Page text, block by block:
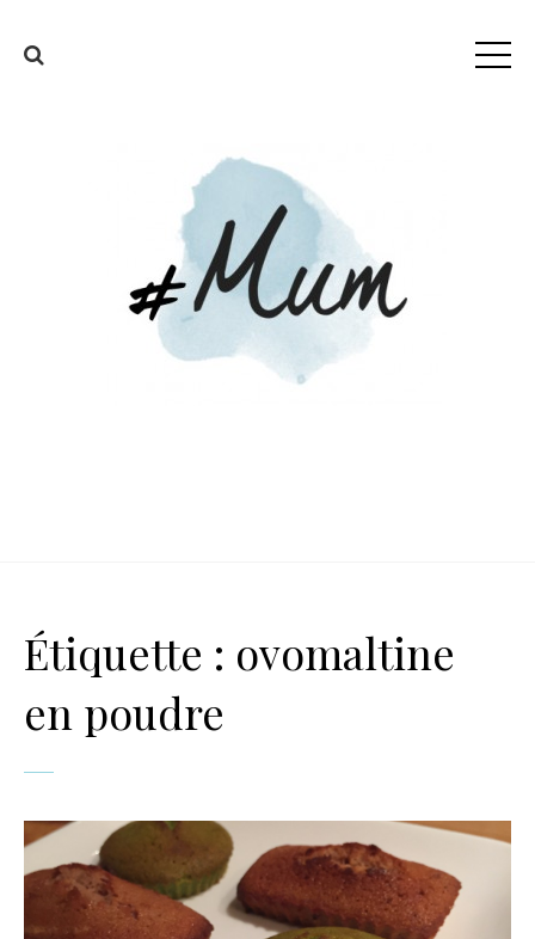
Étiquette : ovomaltine
en poudre